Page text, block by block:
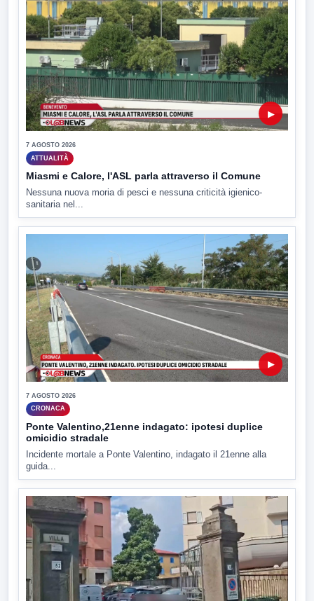
▶
7 AGOSTO 2026
ATTUALITÀ
Miasmi e Calore, l'ASL parla attraverso il Comune
Nessuna nuova moria di pesci e nessuna criticità igienico-
sanitaria nel...
▶
7 AGOSTO 2026
CRONACA
Ponte Valentino,21enne indagato: ipotesi duplice
omicidio stradale
Incidente mortale a Ponte Valentino, indagato il 21enne alla
guida...